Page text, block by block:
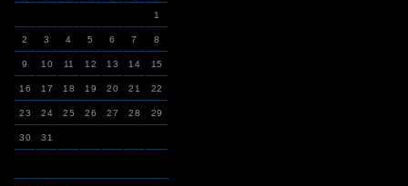
1
2 3 4 5 6 7 8
9 10 11 12 13 14 15
16 17 18 19 20 21 22
23 24 25 26 27 28 29
30 31